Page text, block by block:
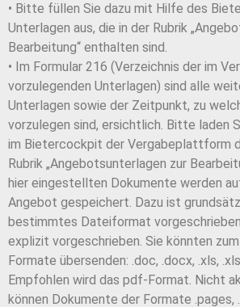
• Bitte füllen Sie dazu mit Hilfe des
Unterlagen aus, die in der Rubrik
Bearbeitung“ enthalten sind.
• Im Formular 216 (Verzeichnis der im
vorzulegenden Unterlagen) sind alle
Unterlagen sowie der Zeitpunkt, zu
vorzulegen sind, ersichtlich. Bitte laden
im Bietercockpit der Vergabeplattform
Rubrik „Angebotsunterlagen zur
hier eingestellten Dokumente werden
Angebot gespeichert. Dazu ist
bestimmtes Dateiformat
explizit vorgeschrieben. Sie könnten zum
Formate übersenden: .doc, .docx, .xls,
Empfohlen wird das pdf-Format. Nicht
können Dokumente der Formate .pages,